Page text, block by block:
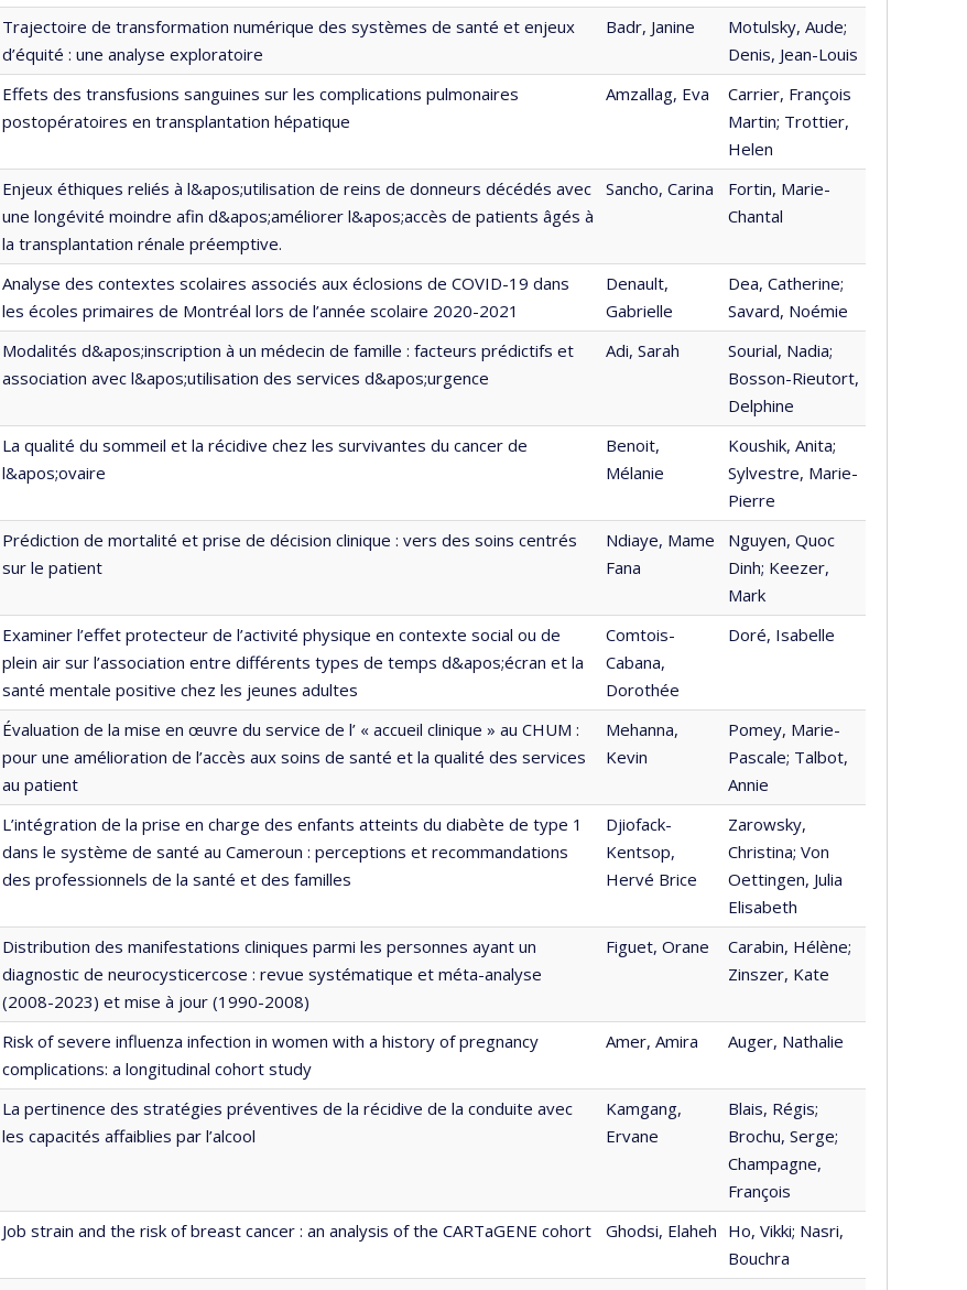
Trajectoire de transformation numérique des systèmes de santé et enjeux
d’équité : une analyse exploratoire
Badr, Janine
Motulsky, Aude;
Denis, Jean-Louis
Effets des transfusions sanguines sur les complications pulmonaires
postopératoires en transplantation hépatique
Amzallag, Eva
Carrier, François
Martin; Trottier,
Helen
Enjeux éthiques reliés à l&apos;utilisation de reins de donneurs décédés avec
une longévité moindre afin d&apos;améliorer l&apos;accès de patients âgés à
la transplantation rénale préemptive.
Sancho, Carina
Fortin, Marie-
Chantal
Analyse des contextes scolaires associés aux éclosions de COVID-19 dans
les écoles primaires de Montréal lors de l’année scolaire 2020-2021
Denault,
Gabrielle
Dea, Catherine;
Savard, Noémie
Modalités d&apos;inscription à un médecin de famille : facteurs prédictifs et
association avec l&apos;utilisation des services d&apos;urgence
Adi, Sarah
Sourial, Nadia;
Bosson-Rieutort,
Delphine
La qualité du sommeil et la récidive chez les survivantes du cancer de
l&apos;ovaire
Benoit,
Mélanie
Koushik, Anita;
Sylvestre, Marie-
Pierre
Prédiction de mortalité et prise de décision clinique : vers des soins centrés
sur le patient
Ndiaye, Mame
Fana
Nguyen, Quoc
Dinh; Keezer,
Mark
Examiner l’effet protecteur de l’activité physique en contexte social ou de
plein air sur l’association entre différents types de temps d&apos;écran et la
santé mentale positive chez les jeunes adultes
Comtois-
Cabana,
Dorothée
Doré, Isabelle
Évaluation de la mise en œuvre du service de l’ « accueil clinique » au CHUM :
pour une amélioration de l’accès aux soins de santé et la qualité des services
au patient
Mehanna,
Kevin
Pomey, Marie-
Pascale; Talbot,
Annie
L’intégration de la prise en charge des enfants atteints du diabète de type 1
dans le système de santé au Cameroun : perceptions et recommandations
des professionnels de la santé et des familles
Djiofack-
Kentsop,
Hervé Brice
Zarowsky,
Christina; Von
Oettingen, Julia
Elisabeth
Distribution des manifestations cliniques parmi les personnes ayant un
diagnostic de neurocysticercose : revue systématique et méta-analyse
(2008-2023) et mise à jour (1990-2008)
Figuet, Orane
Carabin, Hélène;
Zinszer, Kate
Risk of severe influenza infection in women with a history of pregnancy
complications: a longitudinal cohort study
Amer, Amira Auger, Nathalie
La pertinence des stratégies préventives de la récidive de la conduite avec
les capacités affaiblies par l’alcool
Kamgang,
Ervane
Blais, Régis;
Brochu, Serge;
Champagne,
François
Job strain and the risk of breast cancer : an analysis of the CARTaGENE cohort Ghodsi, Elaheh Ho, Vikki; Nasri,
Bouchra